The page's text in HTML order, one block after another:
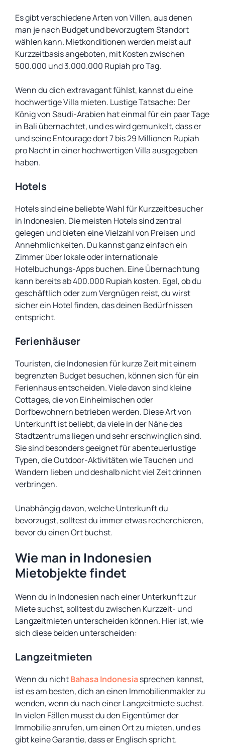
Es gibt verschiedene Arten von Villen, aus denen
man je nach Budget und bevorzugtem Standort
wählen kann. Mietkonditionen werden meist auf
Kurzzeitbasis angeboten, mit Kosten zwischen
500.000 und 3.000.000 Rupiah pro Tag.
Wenn du dich extravagant fühlst, kannst du eine
hochwertige Villa mieten. Lustige Tatsache: Der
König von Saudi-Arabien hat einmal für ein paar Tage
in Bali übernachtet, und es wird gemunkelt, dass er
und seine Entourage dort 7 bis 29 Millionen Rupiah
pro Nacht in einer hochwertigen Villa ausgegeben
haben.
Hotels
Hotels sind eine beliebte Wahl für Kurzzeitbesucher
in Indonesien. Die meisten Hotels sind zentral
gelegen und bieten eine Vielzahl von Preisen und
Annehmlichkeiten. Du kannst ganz einfach ein
Zimmer über lokale oder internationale
Hotelbuchungs-Apps buchen. Eine Übernachtung
kann bereits ab 400.000 Rupiah kosten. Egal, ob du
geschäftlich oder zum Vergnügen reist, du wirst
sicher ein Hotel finden, das deinen Bedürfnissen
entspricht.
Ferienhäuser
Touristen, die Indonesien für kurze Zeit mit einem
begrenzten Budget besuchen, können sich für ein
Ferienhaus entscheiden. Viele davon sind kleine
Cottages, die von Einheimischen oder
Dorfbewohnern betrieben werden. Diese Art von
Unterkunft ist beliebt, da viele in der Nähe des
Stadtzentrums liegen und sehr erschwinglich sind.
Sie sind besonders geeignet für abenteuerlustige
Typen, die Outdoor-Aktivitäten wie Tauchen und
Wandern lieben und deshalb nicht viel Zeit drinnen
verbringen.
Unabhängig davon, welche Unterkunft du
bevorzugst, solltest du immer etwas recherchieren,
bevor du einen Ort buchst.
Wie man in Indonesien
Mietobjekte findet
Wenn du in Indonesien nach einer Unterkunft zur
Miete suchst, solltest du zwischen Kurzzeit- und
Langzeitmieten unterscheiden können. Hier ist, wie
sich diese beiden unterscheiden:
Langzeitmieten
Wenn du nichtBahasa Indonesiasprechen kannst,
ist es am besten, dich an einen Immobilienmakler zu
wenden, wenn du nach einer Langzeitmiete suchst.
In vielen Fällen musst du den Eigentümer der
Immobilie anrufen, um einen Ort zu mieten, und es
gibt keine Garantie, dass er Englisch spricht.